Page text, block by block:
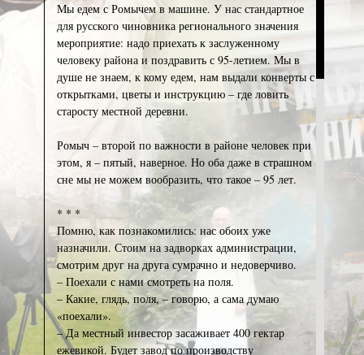
Мы едем с Ромычем в машине. У нас стандартное
для русского чиновника регионального значения
мероприятие: надо приехать к заслуженному
человеку района и поздравить с 95-летием. Мы в
душе не знаем, к кому едем, нам выдали конверты с
открытками, цветы и инструкцию – где ловить
старосту местной деревни.
Ромыч – второй по важности в районе человек при
этом, я – пятый, наверное. Но оба даже в страшном
сне мы не можем вообразить, что такое – 95 лет.
* * *
Помню, как познакомились: нас обоих уже
назначили. Стоим на задворках администрации,
смотрим друг на друга сумрачно и недоверчиво.
– Поехали с нами смотреть на поля.
– Какие, глядь, поля, – говорю, а сама думаю
«поехали».
– Да местный инвестор засаживает 400 гектар
ежевикой. Будет завод по производству